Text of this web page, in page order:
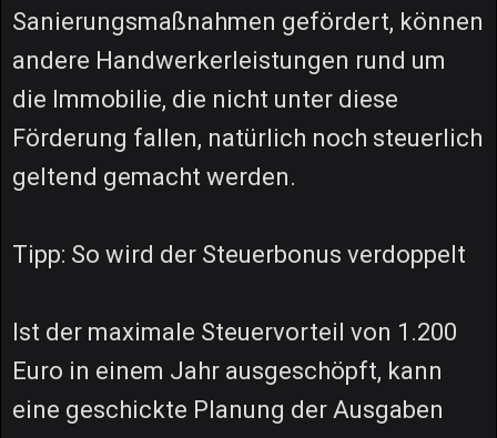
Sanierungsmaßnahmen gefördert, können
andere Handwerkerleistungen rund um
die Immobilie, die nicht unter diese
Förderung fallen, natürlich noch steuerlich
geltend gemacht werden.
Tipp: So wird der Steuerbonus verdoppelt
Ist der maximale Steuervorteil von 1.200
Euro in einem Jahr ausgeschöpft, kann
eine geschickte Planung der Ausgaben